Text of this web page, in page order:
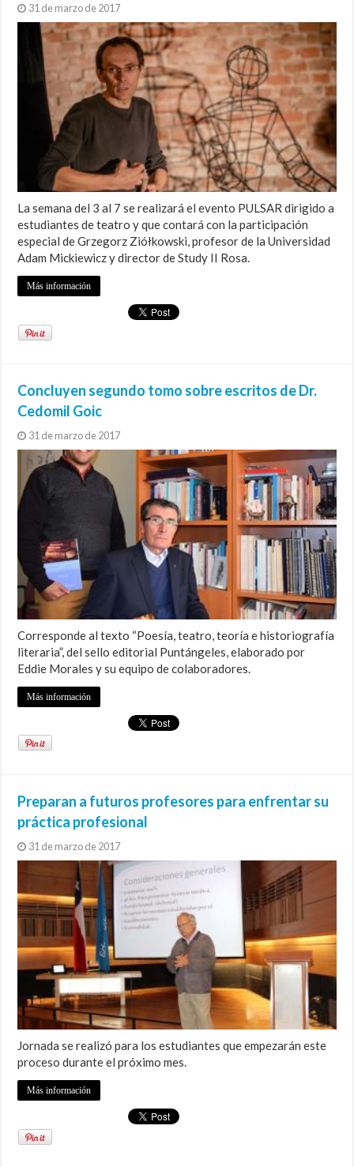
31 de marzo de 2017
La semana del 3 al 7 se realizará el evento PULSAR dirigido a
estudiantes de teatro y que contará con la participación
especial de Grzegorz Ziółkowski, profesor de la Universidad
Adam Mickiewicz y director de Study II Rosa.
Más información
Concluyen segundo tomo sobre escritos de Dr.
Cedomil Goic
31 de marzo de 2017
Corresponde al texto “Poesía, teatro, teoría e historiografía
literaria”, del sello editorial Puntángeles, elaborado por
Eddie Morales y su equipo de colaboradores.
Más información
Preparan a futuros profesores para enfrentar su
práctica profesional
31 de marzo de 2017
Jornada se realizó para los estudiantes que empezarán este
proceso durante el próximo mes.
Más información